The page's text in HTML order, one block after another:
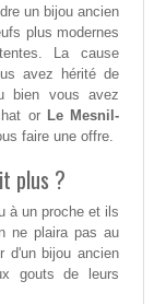
un bijou ancien
plus modernes
La cause
avez hérité de
bien vous avez
or Le Mesnil-
faire une offre.
plus ?
à un proche et ils
ne plaira pas au
d'un bijou ancien
gouts de leurs